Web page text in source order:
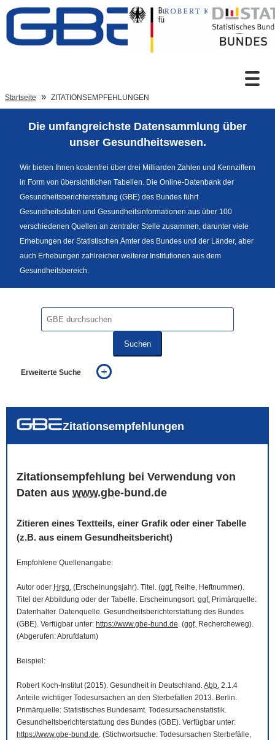
Zum Inhalt
Sprachumschaltung
Fußzeile
Startseite ZITATIONSEMPFEHLUNGEN
Die umfangreichste Datensammlung über
unser Gesundheitswesen.
Wir bieten Ihnen kostenfrei über drei Milliarden Zahlen und Kennziffern
in Form von übersichtlichen Tabellen. Die Online-Datenbank der
Gesundheitsberichterstattung (GBE) des Bundes führt
Gesundheitsdaten und Gesundheitsinformationen aus über 100
verschiedenen Quellen an zentraler Stelle zusammen, darunter viele
Erhebungen der Statistischen Ämter des Bundes und der Länder, aber
auch Erhebungen zahlreicher weiterer Institutionen aus dem
Gesundheitsbereich.
Suchen
Erweiterte Suche
auch in allen Texten suchen (Volltextsuche)
Zitationsempfehlungen
Zitationsempfehlung bei Verwendung von
Daten aus www.gbe-bund.de
Zitieren eines Textteils, einer Grafik oder einer Tabelle
(z.B. aus einem Gesundheitsbericht)
Empfohlene Quellenangabe:
Autor oder Hrsg. (Erscheinungsjahr). Titel. (ggf. Reihe, Heftnummer).
Titel der Abbildung oder der Tabelle. Erscheinungsort. ggf. Primärquelle:
Datenhalter. Datenquelle. Gesundheitsberichterstattung des Bundes
(GBE). Verfügbar unter: https://www.gbe-bund.de. (ggf. Rechercheweg).
(Abgerufen: Abrufdatum)
Beispiel:
Robert Koch-Institut (2015). Gesundheit in Deutschland.Abb. 2.1.4
Anteile wichtiger Todesursachen an den Sterbefällen 2013. Berlin.
Primärquelle: Statistisches Bundesamt. Todesursachenstatistik.
Gesundheitsberichterstattung des Bundes (GBE). Verfügbar unter:
https://www.gbe-bund.de. (Stichwortsuche: Todesursachen Sterbefälle,